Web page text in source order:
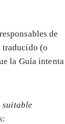
de
traducido (o
la Guía intenta